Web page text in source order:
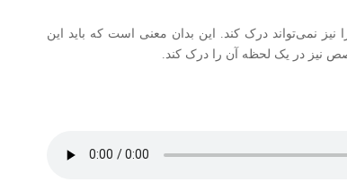
نمی‌تواند درک کند. این بدان معنی است که باید این
نیز در یک لحظه آن را درک کند.